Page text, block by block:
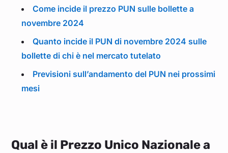
Come incide il prezzo PUN sulle bollette a
novembre 2024
Quanto incide il PUN di novembre 2024 sulle
bollette di chi è nel mercato tutelato
Previsioni sull’andamento del PUN nei prossimi
mesi
Qual è il Prezzo Unico Nazionale a